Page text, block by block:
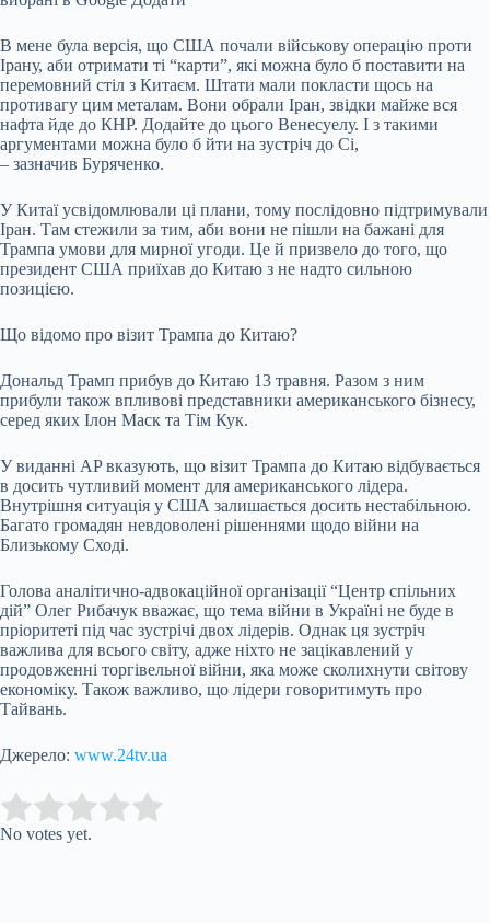
В мене була версія, що США почали військову операцію проти
Ірану, аби отримати ті “карти”, які можна було б поставити на
перемовний стіл з Китаєм. Штати мали покласти щось на
противагу цим металам. Вони обрали Іран, звідки майже вся
нафта йде до КНР. Додайте до цього Венесуелу. І з такими
аргументами можна було б йти на зустріч до Сі,
– зазначив Буряченко.
У Китаї усвідомлювали ці плани, тому послідовно підтримували
Іран. Там стежили за тим, аби вони не пішли на бажані для
Трампа умови для мирної угоди. Це й призвело до того, що
президент США приїхав до Китаю з не надто сильною
позицією.
Що відомо про візит Трампа до Китаю?
Дональд Трамп прибув до Китаю 13 травня. Разом з ним
прибули також впливові представники американського бізнесу,
серед яких Ілон Маск та Тім Кук.
У виданні AP вказують, що візит Трампа до Китаю відбувається
в досить чутливий момент для американського лідера.
Внутрішня ситуація у США залишається досить нестабільною.
Багато громадян невдоволені рішеннями щодо війни на
Близькому Сході.
Голова аналітично-адвокаційної організації “Центр спільних
дій” Олег Рибачук вважає, що тема війни в Україні не буде в
пріоритеті під час зустрічі двох лідерів. Однак ця зустріч
важлива для всього світу, адже ніхто не зацікавлений у
продовженні торгівельної війни, яка може сколихнути світову
економіку. Також важливо, що лідери говоритимуть про
Тайвань.
Джерело: www.24tv.ua
Rate this item:
No votes yet.